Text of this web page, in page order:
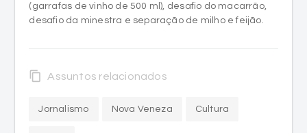
(garrafas de vinho de 500 ml), desafio do macarrão,
desafio da minestra e separação de milho e feijão.
content_copy Assuntos relacionados
Jornalismo Nova Veneza Cultura